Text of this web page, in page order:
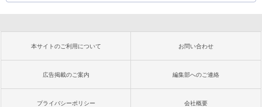
本サイトのご利用について お問い合わせ
広告掲載のご案内 編集部へのご連絡
プライバシーポリシー 会社概要